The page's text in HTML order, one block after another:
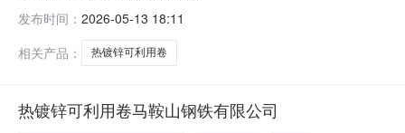
发布时间： 2026-05-13 18:11
相关产品：
热镀锌可利用卷
热镀锌可利用卷马鞍山钢铁有限公司